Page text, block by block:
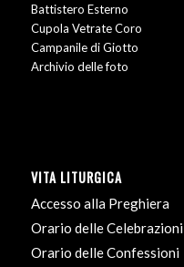
Battistero Esterno
Cupola Vetrate Coro
Campanile di Giotto
Archivio delle foto
VITA LITURGICA
Accesso alla Preghiera
Orario delle Celebrazioni
Orario delle Confessioni